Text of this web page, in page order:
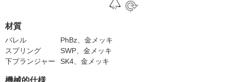
材質
バレル
PhBz、金メッキ
スプリング
SWP、金メッキ
下プランジャー
SK4、金メッキ
機械的仕様